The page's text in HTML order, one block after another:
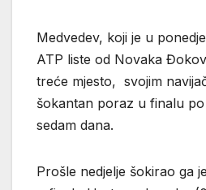
Medvedev, koji je u
ATP liste od Novaka
treće mjesto, svojim
šokantan poraz u finalu
sedam dana.
Prošle nedjelje šokirao ga